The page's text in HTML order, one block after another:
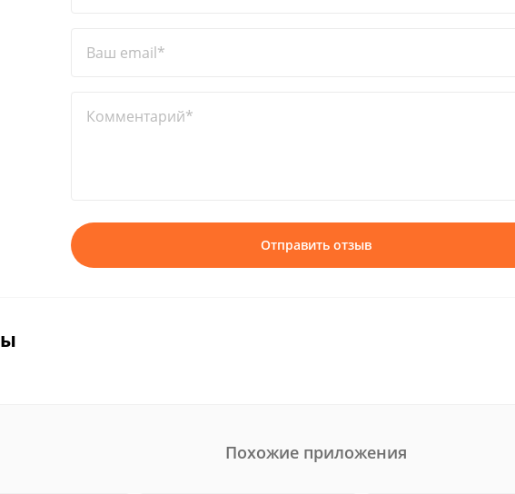
Ваш email*
Комментарий*
Отправить отзыв
Похожие приложения